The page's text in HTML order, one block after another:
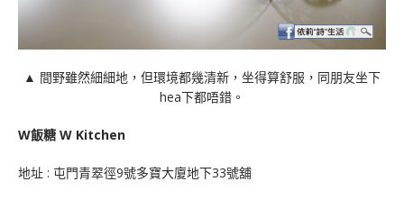
▲ 間野雖然細細地，但環境都幾清新，坐得算舒服，同朋友坐下
hea下都唔錯。
W飯糖 W Kitchen
地址 : 屯門青翠徑9號多寶大廈地下33號舖